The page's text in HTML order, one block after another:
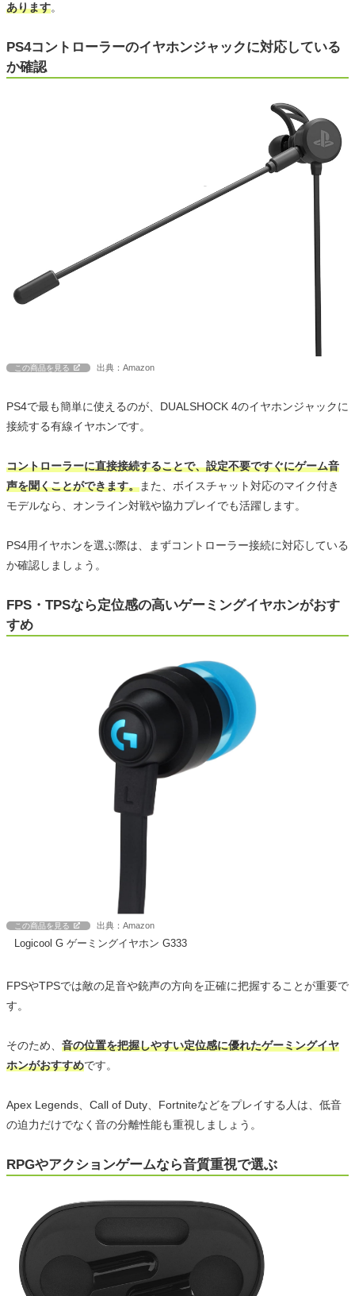
あります。
PS4コントローラーのイヤホンジャックに対応している
か確認
この商品を見る 出典：Amazon
PS4で最も簡単に使えるのが、DUALSHOCK 4のイヤホンジャックに
接続する有線イヤホンです。
コントローラーに直接接続することで、設定不要ですぐにゲーム音
声を聞くことができます。また、ボイスチャット対応のマイク付き
モデルなら、オンライン対戦や協力プレイでも活躍します。
PS4用イヤホンを選ぶ際は、まずコントローラー接続に対応している
か確認しましょう。
FPS・TPSなら定位感の高いゲーミングイヤホンがおす
すめ
この商品を見る 出典：Amazon
Logicool G ゲーミングイヤホン G333
FPSやTPSでは敵の足音や銃声の方向を正確に把握することが重要で
す。
そのため、 音の位置を把握しやすい定位感に優れたゲーミングイヤ
ホンがおすすめです。
Apex Legends、Call of Duty、Fortniteなどをプレイする人は、低音
の迫力だけでなく音の分離性能も重視しましょう。
RPGやアクションゲームなら音質重視で選ぶ